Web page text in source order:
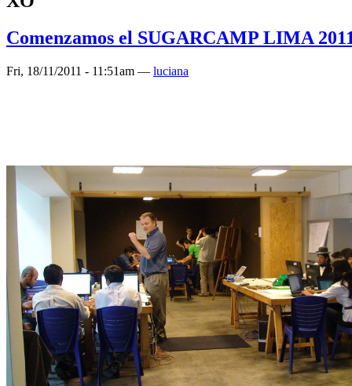
Comenzamos el SUGARCAMP LIMA
Fri, 18/11/2011 - 11:51am — luciana